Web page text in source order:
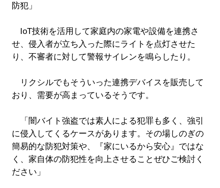
防犯」
IoT技術を活用して家庭内の家電や設備を連携さ
せ、侵入者が立ち入った際にライトを点灯させた
り、不審者に対して警報サイレンを鳴らしたり。
リクシルでもそういった連携デバイスを販売して
おり、需要が高まっているそうです。
「闇バイト強盗では素人による犯罪も多く、強引
に侵入してくるケースがあります。その場しのぎの
簡易的な防犯対策や、『家にいるから安心』ではな
く、家自体の防犯性を向上させることぜひご検討く
ださい」